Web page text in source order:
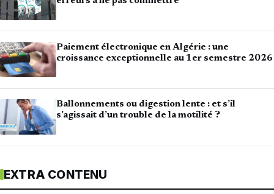
Paiement électronique en Algérie : une
croissance exceptionnelle au 1er semestre 2026
Ballonnements ou digestion lente : et s’il
s’agissait d’un trouble de la motilité ?
EXTRA CONTENU